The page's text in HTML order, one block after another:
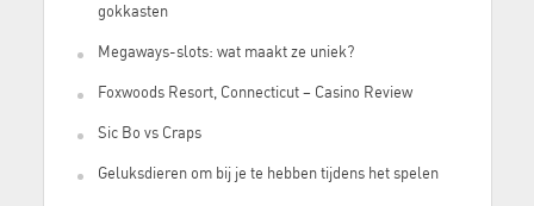
gokkasten
Megaways-slots: wat maakt ze uniek?
Foxwoods Resort, Connecticut – Casino Review
Sic Bo vs Craps
Geluksdieren om bij je te hebben tijdens het spelen